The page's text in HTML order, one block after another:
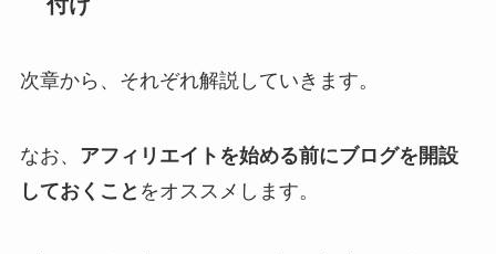
次章から、それぞれ解説していきます。
なお、 アフィリエイトを始める前にブログを開設
しておくこと をオススメします。